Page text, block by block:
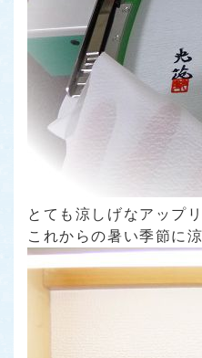
とても涼しげなアップ
これからの暑い季節に